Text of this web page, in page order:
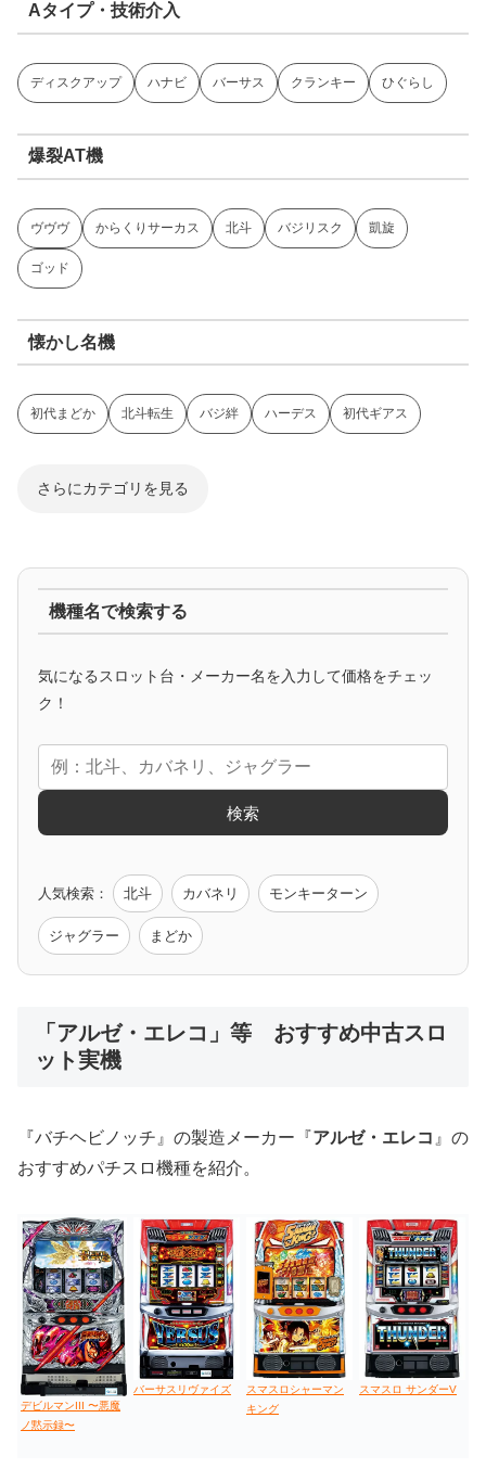
Aタイプ・技術介入
ディスクアップ ハナビ バーサス クランキー ひぐらし
爆裂AT機
ヴヴヴ からくりサーカス 北斗 バジリスク 凱旋
ゴッド
懐かし名機
初代まどか 北斗転生 バジ絆 ハーデス 初代ギアス
さらにカテゴリを見る
マイジャグ ファンキー アイム ゴージャグ ハッピー
アニメタイアップ
エヴァ コードギアス 化物語 炎炎ノ消防隊
モンハン バイオ ペルソナ
値下げ台 ディスクアップ
機種名で検索する
気になるスロット台・メーカー名を入力して価格をチェッ
ク！
検索
人気検索： 北斗 カバネリ モンキーターン
ジャグラー まどか
「アルゼ・エレコ」等 おすすめ中古スロ
ット実機
『バチヘビノッチ』の製造メーカー『アルゼ・エレコ 』の
おすすめパチスロ機種を紹介。
デビルマンIII 〜悪魔
ノ黙示録〜
バーサスリヴァイズ
スマスロシャーマン
キング
スマスロ サンダーV